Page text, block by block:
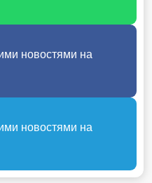
новостями на
новостями на